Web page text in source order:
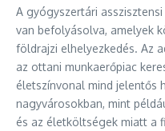
A gyógyszertári
van befolyásolva, amelyek
földrajzi elhelyezkedés. Az
az ottani munkaerőpiac
életszínvonal mind jelentős
nagyvárosokban, mint
és az életköltségek miatt a